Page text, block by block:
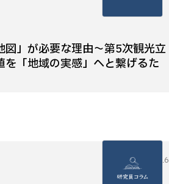
図」が必要な理由～第5次観光立
を「地域の実感」へと繋げるた
2026.04.16